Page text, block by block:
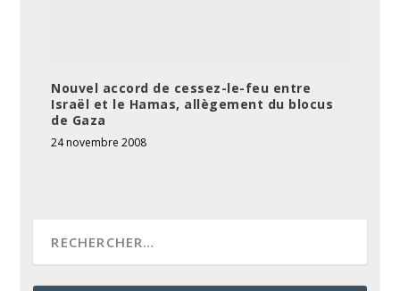
Nouvel accord de cessez-le-feu entre
Israël et le Hamas, allègement du blocus
de Gaza
24 novembre 2008